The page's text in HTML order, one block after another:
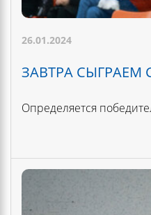
26.01.2024
ЗАВТРА
Определяется